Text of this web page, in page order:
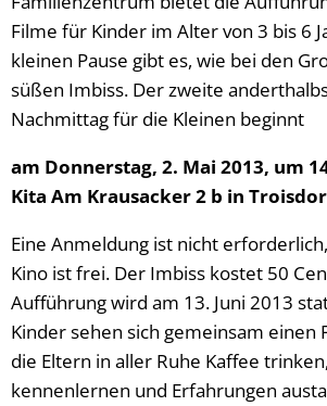
Filme für Kinder im Alter von 3 bis 6
kleinen Pause gibt es, wie bei den
süßen Imbiss. Der zweite
Nachmittag für die Kleinen beginnt
am Donnerstag, 2. Mai 2013, um
Kita Am Krausacker 2 b in
Eine Anmeldung ist nicht
Kino ist frei. Der Imbiss kostet 50
Aufführung wird am 13. Juni 2013
Kinder sehen sich gemeinsam einen
die Eltern in aller Ruhe Kaffee
kennenlernen und Erfahrungen